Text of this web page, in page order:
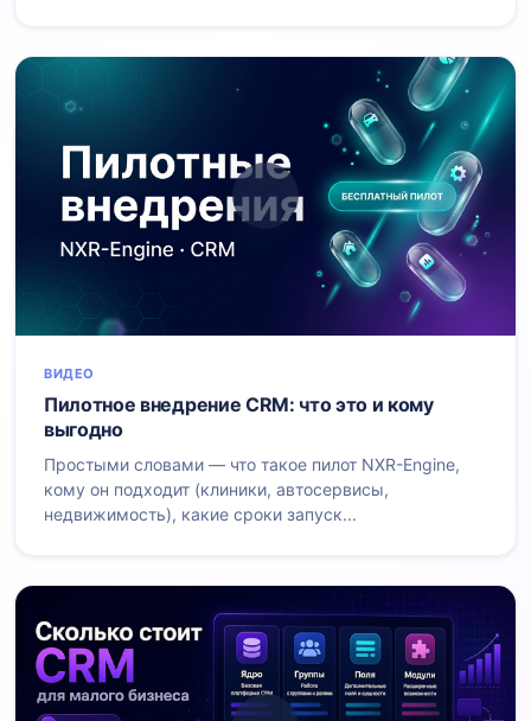
ВИДЕО
Пилотное внедрение CRM: что это и кому
выгодно
Простыми словами — что такое пилот NXR-Engine,
кому он подходит (клиники, автосервисы,
недвижимость), какие сроки запуск...